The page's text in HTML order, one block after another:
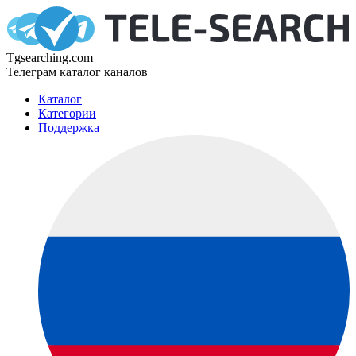
Tgsearching.com
Телеграм каталог каналов
Каталог
Категории
Поддержка